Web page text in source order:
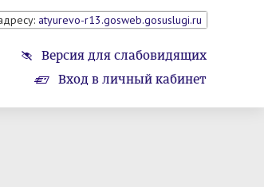
atyurevo-r13.gosweb.gosuslugi.ru
Версия для слабовидящих
Вход в личный кабинет